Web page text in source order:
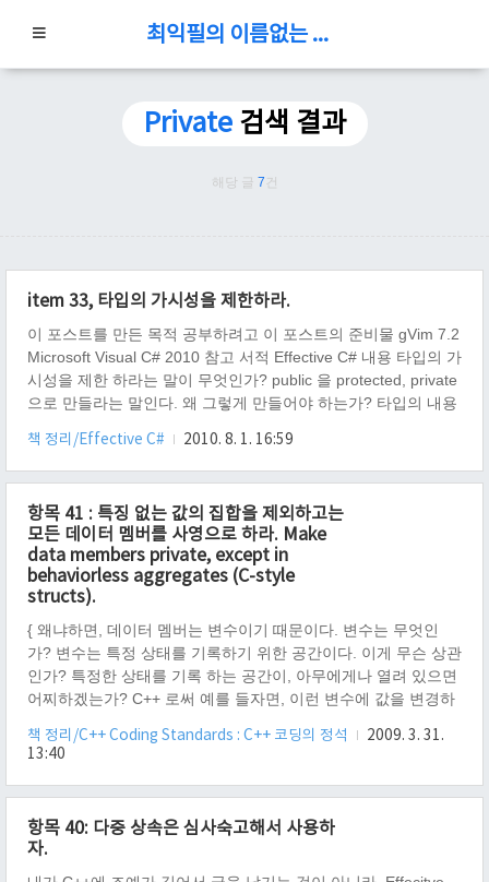
최익필의 이름없는 블로그
Private 검색 결과
해당 글 7 건
item 33, 타입의 가시성을 제한하라.
이 포스트를 만든 목적 공부하려고 이 포스트의 준비물 gVim 7.2
Microsoft Visual C# 2010 참고 서적 Effective C# 내용 타입의 가
시성을 제한 하라는 말이 무엇인가? public 을 protected, private
으로 만들라는 말인다. 왜 그렇게 만들어야 하는가? 타입의 내용
적기 때문이다. - 왜냐하면, 타입의 노출 부위가 적기 때문이다.
결론 사생활을 적게 보여줄 수록, 간섭은 더 적어진다. 여담 이건
기인데...
책 정리/Effective C# 2010. 8. 1. 16:59
항목 41 : 특징 없는 값의 집합을 제외하고는
모든 데이터 멤버를 사영으로 하라. Make
data members private, except in
behaviorless aggregates (C-style
structs).
{ 왜냐하면, 데이터 멤버는 변수이기 때문이다. 변수는 무엇인
가? 변수는 특정 상태를 기록하기 위한 공간이다. 이게 무슨 상관
인가? 특정한 상태를 기록 하는 공간이, 아무에게나 열려 있으면
어찌하겠는가? C++ 로써 예를 들자면, 이런 변수에 값을 변경하
연스럽다. 이런 함수들이 많아 질 수록, 변수는 많은 변화에 노출
이다. 만약 public 으로 변수를 유지하게 된다면, 함수에게만 국
어야 직성이 풀리겠는가? 문 잠궈두고, 열쇠를 걸어 두어야 정녕
직성이 풀리겠는가? ㅋㅋ }
책 정리/C++ Coding Standards : C++ 코딩의 정석
2009. 3. 31.
13:40
항목 40: 다중 상속은 심사숙고해서 사용하
자.